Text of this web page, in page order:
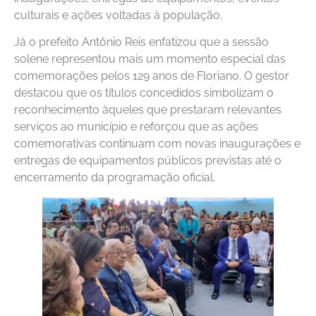
culturais e ações voltadas à população.
Já o prefeito Antônio Reis enfatizou que a sessão
solene representou mais um momento especial das
comemorações pelos 129 anos de Floriano. O gestor
destacou que os títulos concedidos simbolizam o
reconhecimento àqueles que prestaram relevantes
serviços ao município e reforçou que as ações
comemorativas continuam com novas inaugurações e
entregas de equipamentos públicos previstas até o
encerramento da programação oficial.